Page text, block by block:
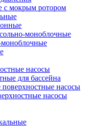
с мокрым ротором
моноблочные
насосы
для бассейна
насосы
насосы